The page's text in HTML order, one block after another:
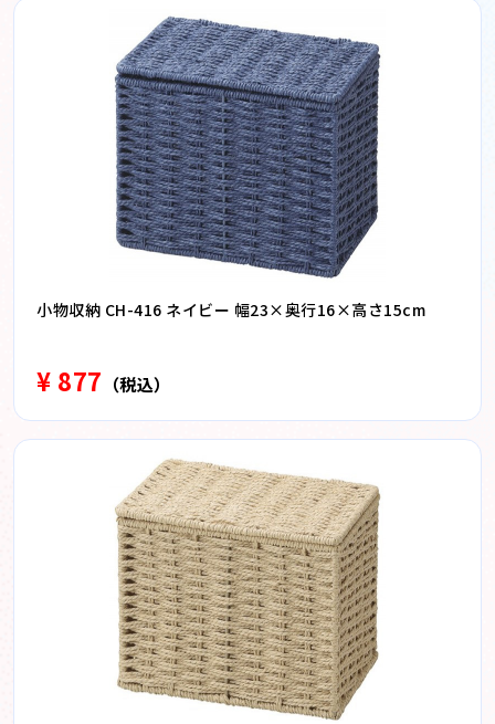
小物収納 CH-416 ネイビー 幅23×奥行16×高さ15cm
¥ 877 （税込）